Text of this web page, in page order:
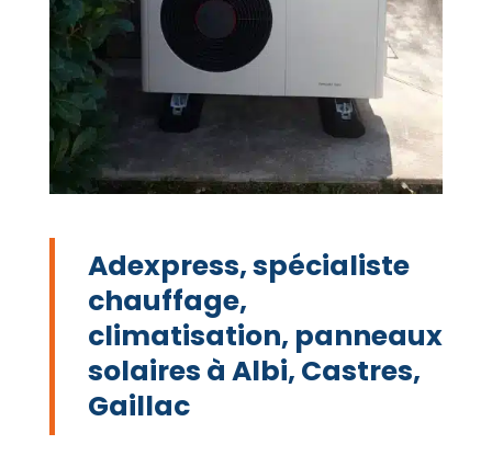
Adexpress, spécialiste
chauffage,
climatisation, panneaux
solaires à Albi, Castres,
Gaillac